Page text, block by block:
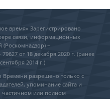
время» Зарегистрировано
связи, информационных
–
от 18 декабря 2020 г. (ранее
2014 г.)
Времени разрешено только с
упоминание сайта и
частичном или полном